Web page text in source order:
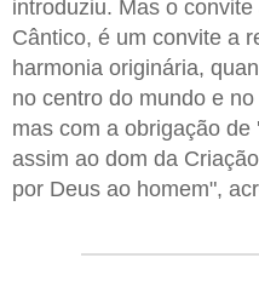
introduziu. Mas o
Cântico, é um convite a
harmonia originária,
no centro do mundo e
mas com a obrigação
assim ao dom da
por Deus ao homem",